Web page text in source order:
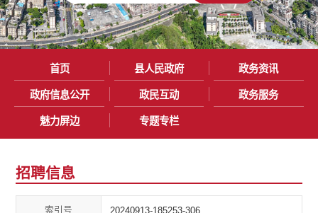
首页 县人民政府 政务资讯
政府信息公开 政民互动 政务服务
魅力屏边 专题专栏
招聘信息
索引号 20240913-185253-306